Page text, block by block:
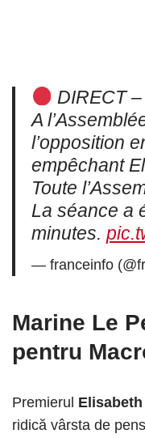
DIRECT –
A
l’opposition
empêchant
Toute
La séance a
minutes.
— franceinfo
Marine Le
pentru
Premierul
ridică vârsta de